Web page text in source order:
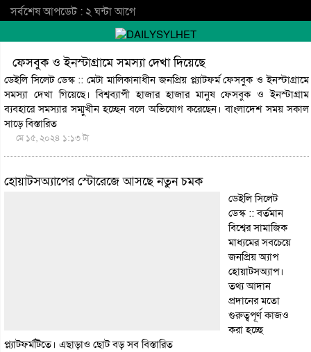
সর্বশেষ আপডেট : ২ ঘন্টা আগে
ফেসবুক ও ইনস্টাগ্রামে সমস্যা দেখা দিয়েছে
ডেইলি সিলেট ডেস্ক :: মেটা মালিকানাধীন জনপ্রিয় প্ল্যাটফর্ম ফেসবুক ও ইনস্টাগ্রামে
সমস্যা দেখা গিয়েছে। বিশ্বব্যাপী হাজার হাজার মানুষ ফেসবুক ও ইনস্টাগ্রাম
ব্যবহারে সমস্যার সম্মুখীন হচ্ছেন বলে অভিযোগ করেছেন। বাংলাদেশ সময় সকাল
সাড়েবিস্তারিত
মে ১৫, ২০২৪ ১:১৩ টা
হোয়াটসঅ্যাপের স্টোরেজে আসছে নতুন চমক
ডেইলি সিলেট
ডেস্ক :: বর্তমান
বিশ্বের সামাজিক
মাধ্যমের সবচেয়ে
জনপ্রিয় অ্যাপ
হোয়াটসঅ্যাপ।
তথ্য আদান
প্রদানের মতো
গুরুত্বপূর্ণ কাজও
করা হচ্ছে
প্ল্যাটফর্মটিতে। এছাড়াও ছোট বড় সববিস্তারিত